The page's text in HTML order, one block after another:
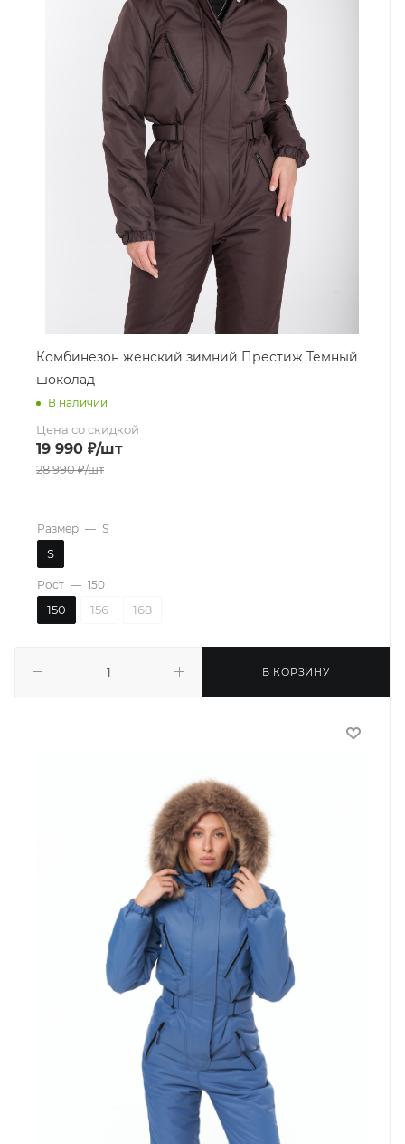
Комбинезон женский зимний Престиж Темный
шоколад
В наличии
Цена со скидкой
19 990 ₽/шт
28 990₽/шт
В КОРЗИНУ
Размер — S
S
Рост — 150
150 156 168